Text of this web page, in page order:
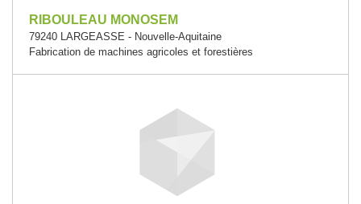
RIBOULEAU MONOSEM
79240 LARGEASSE - Nouvelle-Aquitaine
Fabrication de machines agricoles et forestières